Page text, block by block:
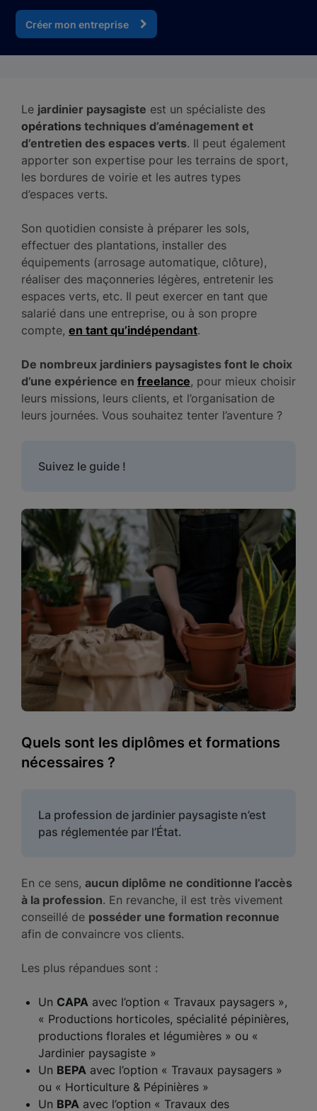
Créer mon entreprise
Le jardinier paysagiste est un spécialiste des
opérations techniques d’aménagement et
d’entretien des espaces verts. Il peut également
apporter son expertise pour les terrains de sport,
les bordures de voirie et les autres types
d’espaces verts.
Son quotidien consiste à préparer les sols,
effectuer des plantations, installer des
équipements (arrosage automatique, clôture),
réaliser des maçonneries légères, entretenir les
espaces verts, etc. Il peut exercer en tant que
salarié dans une entreprise, ou à son propre
compte, en tant qu’indépendant.
De nombreux jardiniers paysagistes font le choix
d’une expérience en freelance, pour mieux choisir
leurs missions, leurs clients, et l’organisation de
leurs journées. Vous souhaitez tenter l’aventure ?
Suivez le guide !
Quels sont les diplômes et formations
nécessaires ?
La profession de jardinier paysagiste n’est
pas réglementée par l’État.
En ce sens, aucun diplôme ne conditionne l’accès
à la profession. En revanche, il est très vivement
conseillé de posséder une formation reconnue
afin de convaincre vos clients.
Les plus répandues sont :
Un CAPA avec l’option « Travaux paysagers »,
« Productions horticoles, spécialité pépinières,
productions florales et légumières » ou «
Jardinier paysagiste »
Un BEPA avec l’option « Travaux paysagers »
ou « Horticulture & Pépinières »
Un BPA avec l’option « Travaux des